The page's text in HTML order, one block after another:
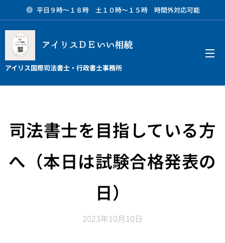
平日９時～１８時 土１０時～１５時 時間外対応可能
アイリスＤＥいい相続
アイリス国際司法書士・行政書士事務所
司法書士を目指している方
へ（本日は試験合格発表の
日）
2023年10月10日